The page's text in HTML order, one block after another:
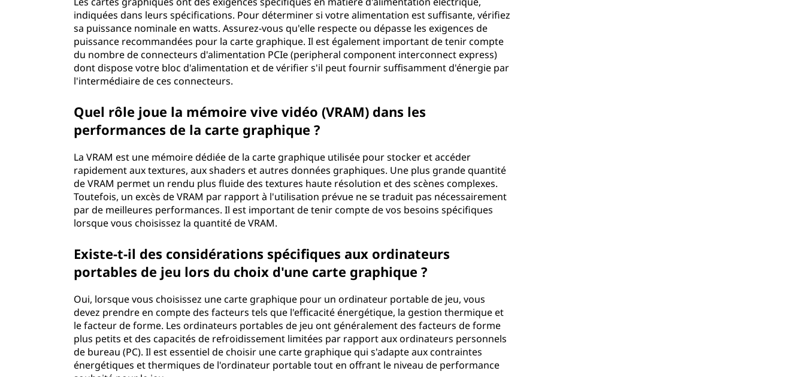
indiquées dans leurs spécifications. Pour déterminer si votre alimentation est suffisante, vérifiez
sa puissance nominale en watts. Assurez-vous qu'elle respecte ou dépasse les exigences de
puissance recommandées pour la carte graphique. Il est également important de tenir compte
du nombre de connecteurs d'alimentation PCIe (peripheral component interconnect express)
dont dispose votre bloc d'alimentation et de vérifier s'il peut fournir suffisamment d'énergie par
l'intermédiaire de ces connecteurs.
Quel rôle joue la mémoire vive vidéo (VRAM) dans les
performances de la carte graphique ?
La VRAM est une mémoire dédiée de la carte graphique utilisée pour stocker et accéder
rapidement aux textures, aux shaders et autres données graphiques. Une plus grande quantité
de VRAM permet un rendu plus fluide des textures haute résolution et des scènes complexes.
Toutefois, un excès de VRAM par rapport à l'utilisation prévue ne se traduit pas nécessairement
par de meilleures performances. Il est important de tenir compte de vos besoins spécifiques
lorsque vous choisissez la quantité de VRAM.
Existe-t-il des considérations spécifiques aux ordinateurs
portables de jeu lors du choix d'une carte graphique ?
Oui, lorsque vous choisissez une carte graphique pour un ordinateur portable de jeu, vous
devez prendre en compte des facteurs tels que l'efficacité énergétique, la gestion thermique et
le facteur de forme. Les ordinateurs portables de jeu ont généralement des facteurs de forme
plus petits et des capacités de refroidissement limitées par rapport aux ordinateurs personnels
de bureau (PC). Il est essentiel de choisir une carte graphique qui s'adapte aux contraintes
énergétiques et thermiques de l'ordinateur portable tout en offrant le niveau de performance